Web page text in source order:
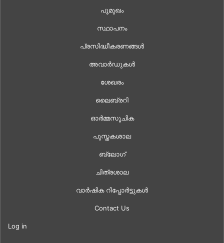
പൂമുഖം
സ്ഥാപനം
പ്രസിദ്ധീകരണങ്ങൾ
അവാർഡുകൾ
ശേഖരം
ലൈബ്രറി
ഓർമ്മസൂചിക
പുസ്തകശാല
ബ്ലോഗ്
ചിത്രശാല
വാർഷിക റിപ്പോർട്ടുകൾ
Contact Us
Log in